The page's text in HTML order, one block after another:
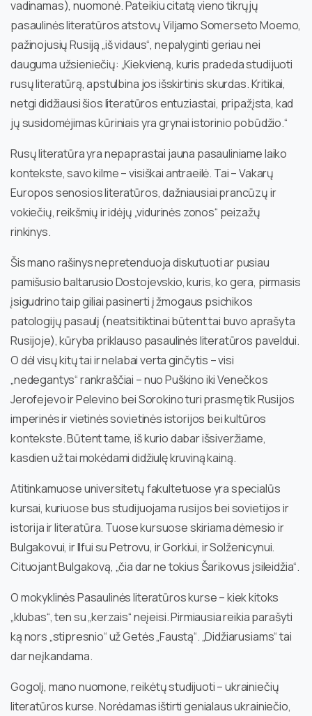
vadinamas), nuomonė. Pateikiu citatą vieno tikrųjų
pasaulinės literatūros atstovų Viljamo Somerseto Moemo,
pažinojusių Rusiją „iš vidaus“, nepalyginti geriau nei
dauguma užsieniečių: „Kiekvieną, kuris pradeda studijuoti
rusų literatūrą, apstulbina jos išskirtinis skurdas. Kritikai,
netgi didžiausi šios literatūros entuziastai, pripažįsta, kad
jų susidomėjimas kūriniais yra grynai istorinio pobūdžio.“
Rusų literatūra yra nepaprastai jauna pasauliniame laiko
kontekste, savo kilme – visiškai antraeilė. Tai – Vakarų
Europos senosios literatūros, dažniausiai prancūzų ir
vokiečių, reikšmių ir idėjų „vidurinės zonos“ peizažų
rinkinys.
Šis mano rašinys nepretenduoja diskutuoti ar pusiau
pamišusio baltarusio Dostojevskio, kuris, ko gera, pirmasis
įsigudrino taip giliai pasinerti į žmogaus psichikos
patologijų pasaulį (neatsitiktinai būtent tai buvo aprašyta
Rusijoje), kūryba priklauso pasaulinės literatūros paveldui.
O dėl visų kitų tai ir nelabai verta ginčytis – visi
„nedegantys“ rankraščiai – nuo Puškino iki Venečkos
Jerofejevo ir Pelevino bei Sorokino turi prasmę tik Rusijos
imperinės ir vietinės sovietinės istorijos bei kultūros
kontekste. Būtent tame, iš kurio dabar išsiveržiame,
kasdien už tai mokėdami didžiulę kruviną kainą.
Atitinkamuose universitetų fakultetuose yra specialūs
kursai, kuriuose bus studijuojama rusijos bei sovietijos ir
istorija ir literatūra. Tuose kursuose skiriama dėmesio ir
Bulgakovui, ir Ilfui su Petrovu, ir Gorkiui, ir Solženicynui.
Cituojant Bulgakovą, „čia dar ne tokius Šarikovus įsileidžia“.
O mokyklinės Pasaulinės literatūros kurse – kiek kitoks
„klubas“, ten su „kerzais“ neįeisi. Pirmiausia reikia parašyti
ką nors „stipresnio“ už Getės „Faustą“. „Didžiarusiams“ tai
dar neįkandama.
Gogolį, mano nuomone, reikėtų studijuoti – ukrainiečių
literatūros kurse. Norėdamas ištirti genialaus ukrainiečio,